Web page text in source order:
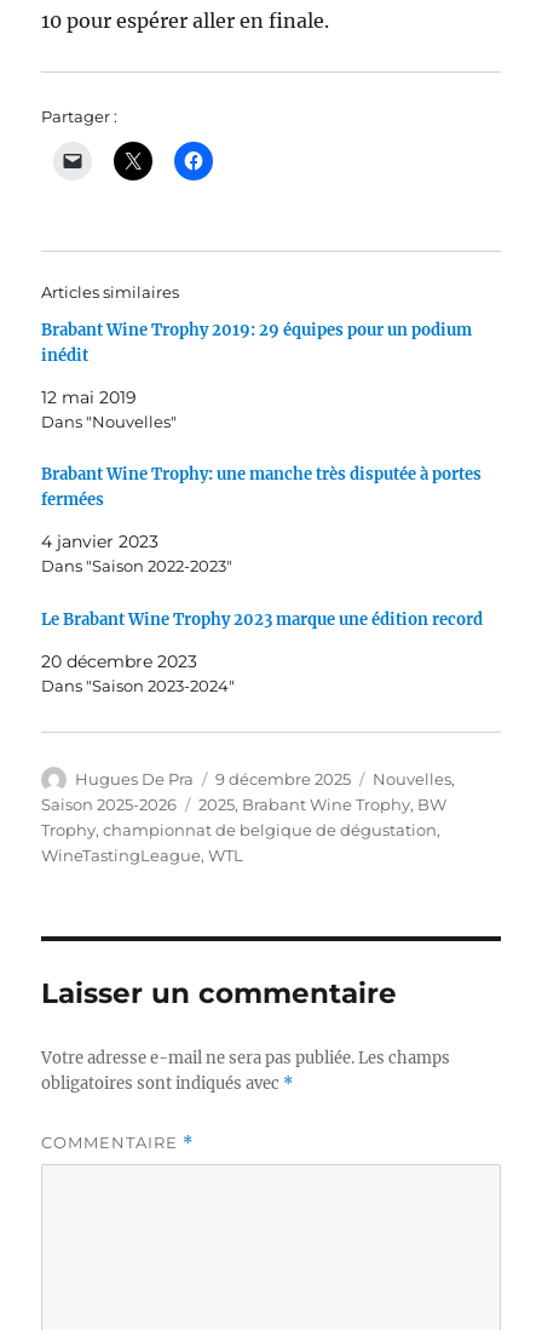
10 pour espérer aller en finale.
Partager :
Articles similaires
Brabant Wine Trophy 2019: 29 équipes pour un podium
inédit
12 mai 2019
Dans "Nouvelles"
Brabant Wine Trophy: une manche très disputée à portes
fermées
4 janvier 2023
Dans "Saison 2022-2023"
Le Brabant Wine Trophy 2023 marque une édition record
20 décembre 2023
Dans "Saison 2023-2024"
Auteur
Hugues De Pra
Publié
le
9 décembre 2025 Catégories
Nouvelles,
Saison 2025-2026
Étiquettes
2025, Brabant Wine Trophy, BW
Trophy,championnat de belgique de dégustation,
WineTastingLeague,WTL
Laisser un commentaire
Votre adresse e-mail ne sera pas publiée. Les champs
obligatoires sont indiqués avec *
COMMENTAIRE *